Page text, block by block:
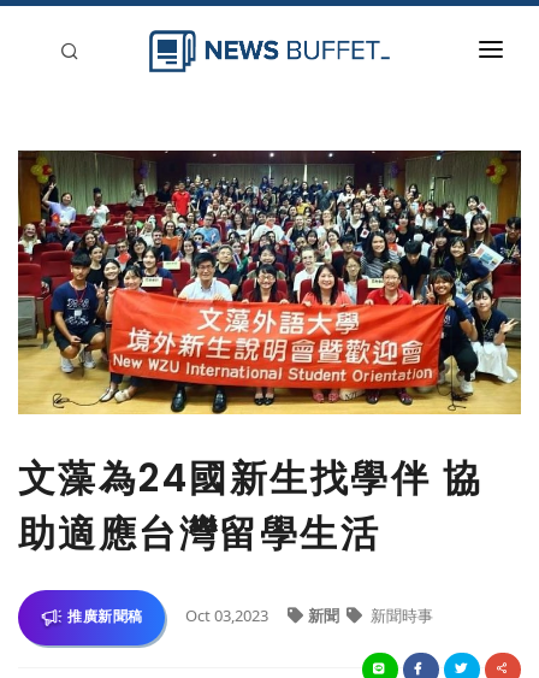
新聞稿分類
登入
刊登
文藻為24國新生找學伴 協
助適應台灣留學生活
推廣新聞稿 Oct 03,2023 新聞 新聞時事